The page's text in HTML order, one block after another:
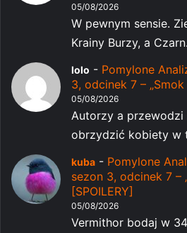
05/08/2026
W pewnym sensie.
Krainy Burzy, a
lolo - Pomylone
3, odcinek 7 –
05/08/2026
Autorzy a przewodzi
obrzydzić kobiety w
kuba - Pomylone
sezon 3, odcinek 7 –
[SPOILERY]
05/08/2026
Vermithor bodaj w